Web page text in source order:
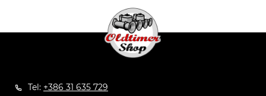
Tel: +386 31 635 729